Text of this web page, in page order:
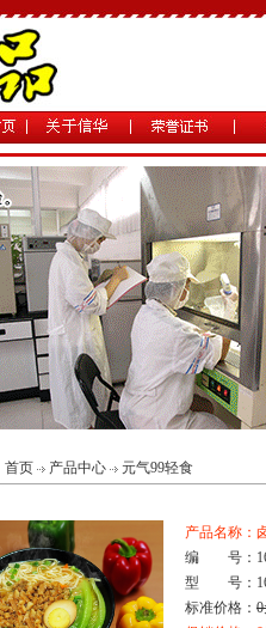
首页 产品中心 元气99轻食
产品名称：
编 号：
型 号：
标准价格：